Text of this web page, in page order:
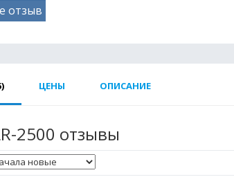
отзыв
ЦЕНЫ ОПИСАНИЕ
2500 отзывы